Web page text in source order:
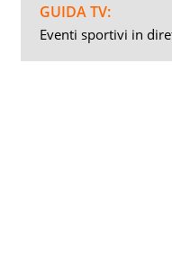
GUIDA TV:
Eventi sportivi in